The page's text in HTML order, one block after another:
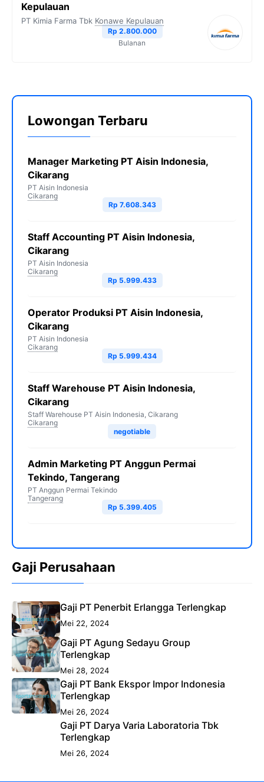
Kepulauan
PT Kimia Farma Tbk Konawe Kepulauan
Rp 2.800.000
Bulanan
Lowongan Terbaru
Manager Marketing PT Aisin Indonesia,
Cikarang
PT Aisin Indonesia
Cikarang
Rp 7.608.343
Staff Accounting PT Aisin Indonesia,
Cikarang
PT Aisin Indonesia
Cikarang
Rp 5.999.433
Operator Produksi PT Aisin Indonesia,
Cikarang
PT Aisin Indonesia
Cikarang
Rp 5.999.434
Staff Warehouse PT Aisin Indonesia,
Cikarang
Staff Warehouse PT Aisin Indonesia, Cikarang
Cikarang
negotiable
Admin Marketing PT Anggun Permai
Tekindo, Tangerang
PT Anggun Permai Tekindo
Tangerang
Rp 5.399.405
Gaji Perusahaan
Gaji PT Penerbit Erlangga Terlengkap
Mei 22, 2024
Gaji PT Agung Sedayu Group
Terlengkap
Mei 28, 2024
Gaji PT Bank Ekspor Impor Indonesia
Terlengkap
Mei 26, 2024
Gaji PT Darya Varia Laboratoria Tbk
Terlengkap
Mei 26, 2024